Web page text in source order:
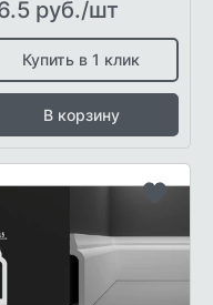
руб./шт
Купить в 1 клик
В корзину
список